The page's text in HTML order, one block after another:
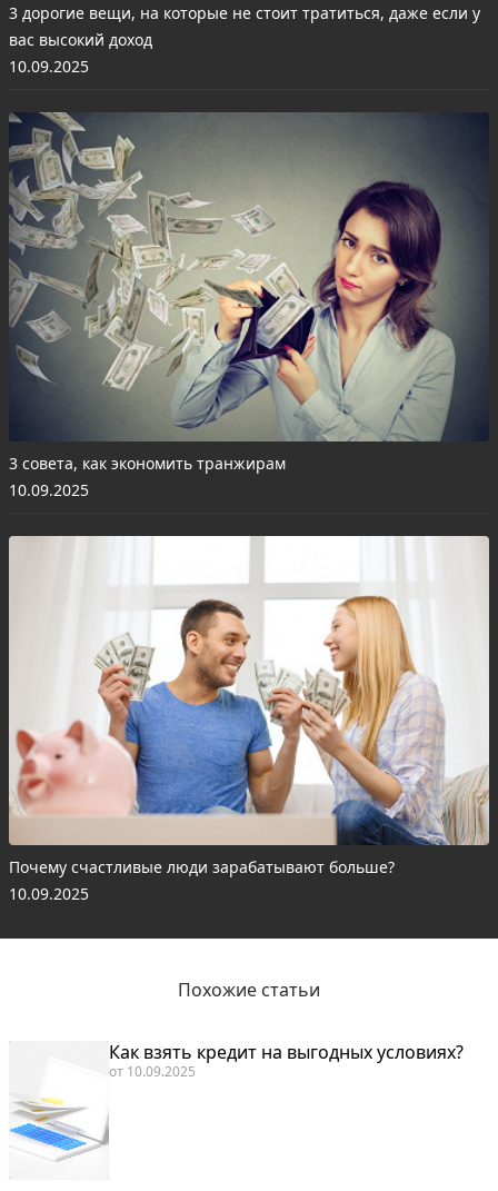
3 дорогие вещи, на которые не стоит тратиться, даже если у
вас высокий доход
10.09.2025
3 совета, как экономить транжирам
10.09.2025
Почему счастливые люди зарабатывают больше?
10.09.2025
Похожие статьи
Как взять кредит на выгодных условиях?
от 10.09.2025